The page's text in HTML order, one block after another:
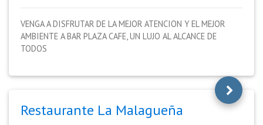
VENGA A DISFRUTAR DE LA MEJOR ATENCION Y EL MEJOR
AMBIENTE A BAR PLAZA CAFE, UN LUJO AL ALCANCE DE
TODOS
Restaurante La Malagueña